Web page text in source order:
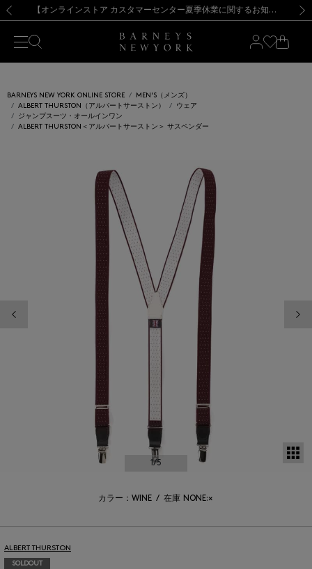
新規登録のお客様も対象！＜MY BARNEYS＞会員のお客様は11,000円（税込）以上のお買上げで常時送料無料！お買い物の際は会員登録を！
【夏季休業に伴う出荷一時停止のお知らせ】(2026.8.7) 【オンラインストア カスタマーセンター夏季休業に関するお知らせ】（2026.8.7）
【夏季休業に伴う返品・交換承り一時停止のお知らせ】（2026.8.5）
熊本県を中心とした地震の影響によるお荷物のお届けについて
【開催中】SUMMER SALEのご案内・ご注意事項 新規登録のお客様も対象！＜MY BARNEYS＞会員のお客様は11,000円（税込）以上のお買上げで常時送料無料！お買い物の際は会員登録を！
【夏季休業に伴う出荷一時停止のお知らせ】(2026.8.7)
BARNEYS NEW YORK ONLINE STORE
MEN'S（メンズ）
ALBERT THURSTON（アルバートサーストン）
ウェア
ジャンプスーツ・オールインワン
ALBERT THURSTON＜アルバートサーストン＞ サスペンダー
1/5
カラー：WINE / 在庫 NONE:×
ALBERT THURSTON
SOLDOUT